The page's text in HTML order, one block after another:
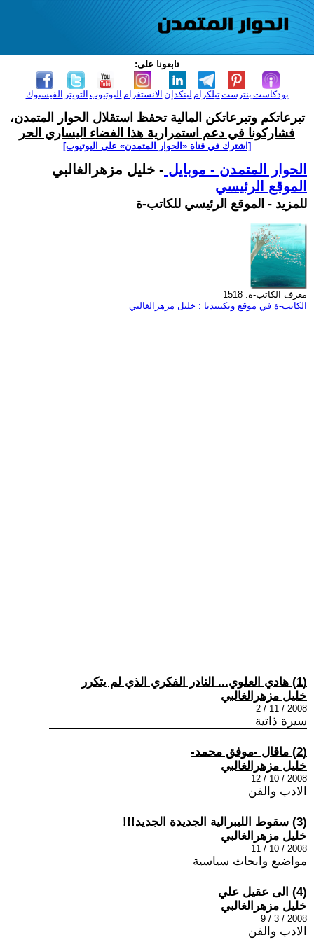
تابعونا على:
الفيسبوك التويتر اليوتيوب الانستغرام لينكدإن تيلكرامبنترست بودكاست
تبرعاتكم وتبرعاتكن المالية تحفظ استقلال الحوار المتمدن،
فشاركونا في دعم استمرارية هذا الفضاء اليساري الحر
[اشترك في قناة ‫«الحوار المتمدن» على اليوتيوب]
الحوار المتمدن - موبايل - خليل مزهرالغالبي
الموقع الرئيسي
للمزيد - الموقع الرئيسي للكاتب-ة
معرف الكاتب-ة: 1518
الكاتب-ة في موقع ويكيبيديا : خليل مزهرالغالبي
(1) هادي العلوي... النادر الفكري الذي لم يتكرر
خليل مزهرالغالبي
2008 / 11 / 2
سيرة ذاتية
(2) ماقال -موفق محمد-‏
خليل مزهرالغالبي
2008 / 10 / 12
الادب والفن
(3) سقوط الليبرالية الجديدة الجديد!!!
خليل مزهرالغالبي
2008 / 10 / 11
مواضيع وابحاث سياسية
(4) الى عقيل علي
خليل مزهرالغالبي
2008 / 3 / 9
الادب والفن